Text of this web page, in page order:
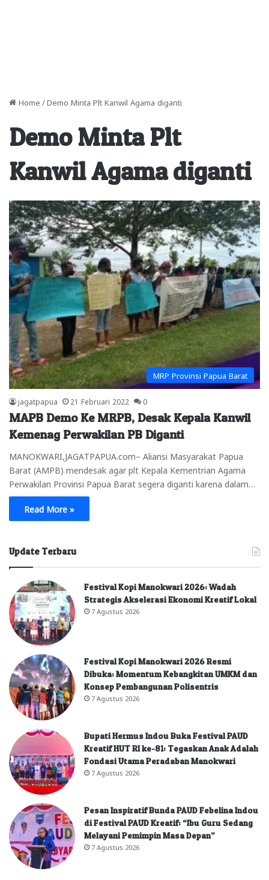
Home / Demo Minta Plt Kanwil Agama diganti
Demo Minta Plt
Kanwil Agama diganti
MRP Provinsi Papua Barat
jagatpapua 21 Februari 2022 0
MAPB Demo Ke MRPB, Desak Kepala Kanwil
Kemenag Perwakilan PB Diganti
MANOKWARI,JAGATPAPUA.com– Aliansi Masyarakat Papua
Barat (AMPB) mendesak agar plt Kepala Kementrian Agama
Perwakilan Provinsi Papua Barat segera diganti karena dalam…
Read More »
Update Terbaru
Festival Kopi Manokwari 2026: Wadah
Strategis Akselerasi Ekonomi Kreatif Lokal
7 Agustus 2026
Festival Kopi Manokwari 2026 Resmi
Dibuka: Momentum Kebangkitan UMKM dan
Konsep Pembangunan Polisentris
7 Agustus 2026
Bupati Hermus Indou Buka Festival PAUD
Kreatif HUT RI ke-81: Tegaskan Anak Adalah
Fondasi Utama Peradaban Manokwari
7 Agustus 2026
Pesan Inspiratif Bunda PAUD Febelina Indou
di Festival PAUD Kreatif: “Ibu Guru Sedang
Melayani Pemimpin Masa Depan”
7 Agustus 2026